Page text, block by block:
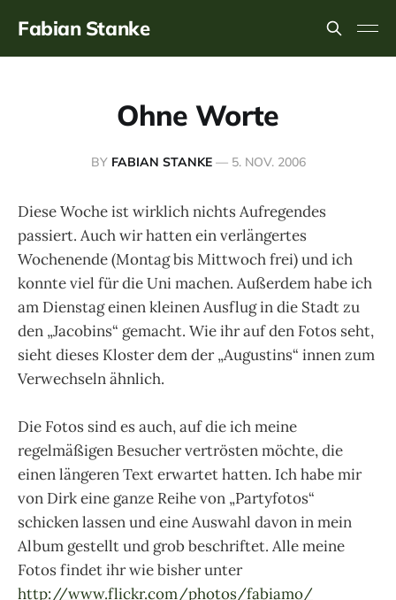
Fabian Stanke
Ohne Worte
BY FABIAN STANKE— 5. NOV. 2006
Diese Woche ist wirklich nichts Aufregendes
passiert. Auch wir hatten ein verlängertes
Wochenende (Montag bis Mittwoch frei) und ich
konnte viel für die Uni machen. Außerdem habe ich
am Dienstag einen kleinen Ausflug in die Stadt zu
den „Jacobins“ gemacht. Wie ihr auf den Fotos seht,
sieht dieses Kloster dem der „Augustins“ innen zum
Verwechseln ähnlich.
Die Fotos sind es auch, auf die ich meine
regelmäßigen Besucher vertrösten möchte, die
einen längeren Text erwartet hatten. Ich habe mir
von Dirk eine ganze Reihe von „Partyfotos“
schicken lassen und eine Auswahl davon in mein
Album gestellt und grob beschriftet. Alle meine
Fotos findet ihr wie bisher unter
http://www.flickr.com/photos/fabiamo/